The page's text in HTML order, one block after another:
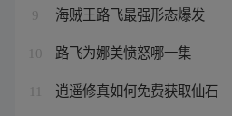
9 海贼王路飞最强形态爆发
10 路飞为娜美愤怒哪一集
逍遥修真如何免费获取仙石